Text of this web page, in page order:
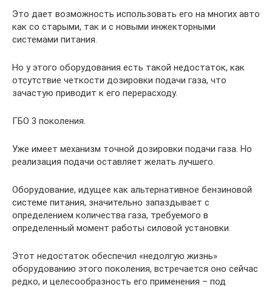
Это дает возможность использовать его на многих авто
как со старыми, так и с новыми инжекторными
системами питания.
Но у этого оборудования есть такой недостаток, как
отсутствие четкости дозировки подачи газа, что
зачастую приводит к его перерасходу.
ГБО 3 поколения.
Уже имеет механизм точной дозировки подачи газа. Но
реализация подачи оставляет желать лучшего.
Оборудование, идущее как альтернативное бензиновой
системе питания, значительно запаздывает с
определением количества газа, требуемого в
определенный момент работы силовой установки.
Этот недостаток обеспечил «недолгую жизнь»
оборудованию этого поколения, встречается оно сейчас
редко, и целесообразность его применения – под